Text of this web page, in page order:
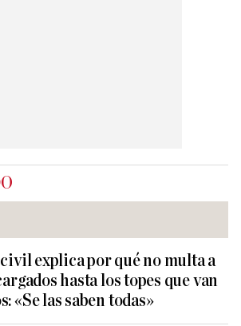
explica por qué no multa a
hasta los topes que van
«Se las saben todas»